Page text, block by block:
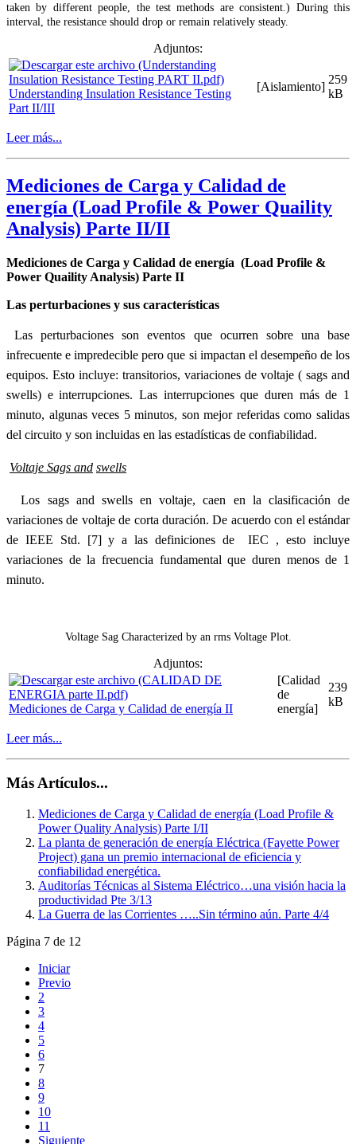
taken by different people, the test methods are consistent.) During this
interval, the resistance should drop or remain relatively steady.
Adjuntos:
Understanding Insulation Resistance Testing
Part II/III
[Aislamiento]
259
kB
Leer más...
Mediciones de Carga y Calidad de
energía (Load Profile & Power Quaility
Analysis) Parte II/II
Mediciones de Carga y Calidad de energía (Load Profile &
Power Quaility Analysis) Parte II
Las perturbaciones y sus características
Las perturbaciones son eventos que ocurren sobre una base
infrecuente e impredecible pero que si impactan el desempeño de los
equipos. Esto incluye: transitorios, variaciones de voltaje ( sags and
swells) e interrupciones. Las interrupciones que duren más de 1
minuto, algunas veces 5 minutos, son mejor referidas como salidas
del circuito y son incluidas en las estadísticas de confiabilidad.
Voltaje Sags and swells
Los sags and swells en voltaje, caen en la clasificación de
variaciones de voltaje de corta duración. De acuerdo con el estándar
de IEEE Std. [7] y a las definiciones de IEC , esto incluye
variaciones de la frecuencia fundamental que duren menos de 1
minuto.
Voltage Sag Characterized by an rms Voltage Plot.
Adjuntos:
Mediciones de Carga y Calidad de energía II
[Calidad
de
energía]
239
kB
Leer más...
Más Artículos...
Mediciones de Carga y Calidad de energía (Load Profile &
Power Quality Analysis) Parte I/II
La planta de generación de energía Eléctrica (Fayette Power
Project) gana un premio internacional de eficiencia y
confiabilidad energética.
Auditorías Técnicas al Sistema Eléctrico…una visión hacia la
productividad Pte 3/13
La Guerra de las Corrientes …..Sin término aún. Parte 4/4
Página 7 de 12
Iniciar
Previo
2
3
4
5
6
7
8
9
10
11
Siguiente